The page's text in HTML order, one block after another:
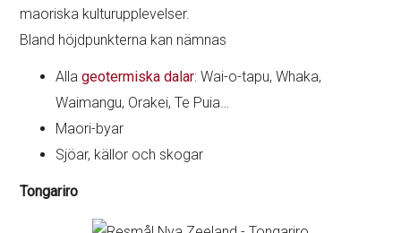
maoriska kulturupplevelser.
Bland höjdpunkterna kan nämnas
Allageotermiska dalar: Wai-o-tapu, Whaka,
Waimangu, Orakei, Te Puia…
Maori-byar
Sjöar, källor och skogar
Tongariro